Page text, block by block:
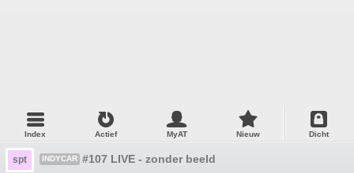
Index Actief MyAT Nieuw Dicht
spt INDYCAR #107 LIVE - zonder beeld